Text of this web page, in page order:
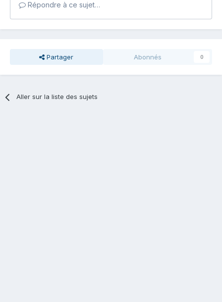
Répondre à ce sujet…
Partager Abonnés 0
Aller sur la liste des sujets